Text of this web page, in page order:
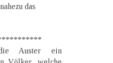
das
Auster ein